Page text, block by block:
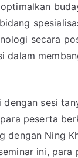
secara
dalam
dengan sesi
peserta
dengan Ning
ini, para